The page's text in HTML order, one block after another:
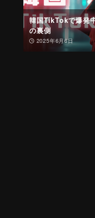
韓国TikTokで爆発
の裏側
2025年6月6日